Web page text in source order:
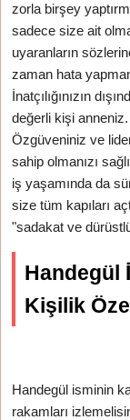
zorla birşey
sadece size ait
uyaranların
zaman hata
İnatçılığınızın
değerli kişi anneniz.
Özgüveniniz ve
sahip olmanızı
iş yaşamında da
size tüm kapıları
"sadakat ve
Handegül
Kişilik
Handegül isminin
rakamları